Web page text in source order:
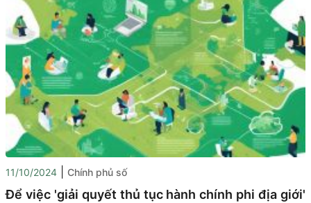
trái ngọt”? Trên hành trình chuyển đổi số, một điều quan trọng
là làm thế nào để có nhân lực số đủ năng lực số...
11/10/2024 Chính phủ số
Để việc 'giải quyết thủ tục hành chính phi địa giới'